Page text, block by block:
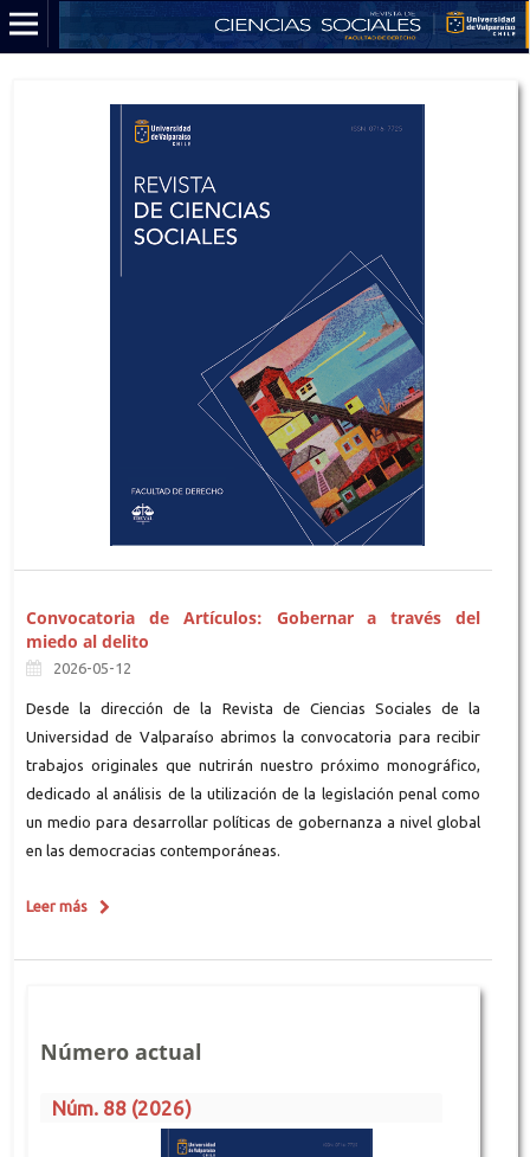
Convocatoria de Artículos: Gobernar a través del
miedo al delito
2026-05-12
Desde la dirección de la Revista de Ciencias Sociales de la
Universidad de Valparaíso abrimos la convocatoria para recibir
trabajos originales que nutrirán nuestro próximo monográfico,
dedicado al análisis de la utilización de la legislación penal como
un medio para desarrollar políticas de gobernanza a nivel global
en las democracias contemporáneas.
Leer más
Número actual
Núm. 88 (2026)